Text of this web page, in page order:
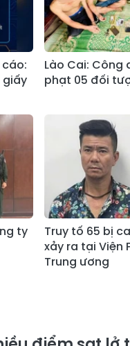
giấy
Lào Cai: Công
phạt 05 đối
ty
Truy tố 65 bị
xảy ra tại Viện
Trung ương